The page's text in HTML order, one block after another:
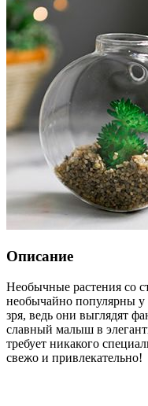
Описание
Необычные растения со
необычайно популярны
зря, ведь они выглядят
славный малыш в
требует никакого
свежо и привлекательно!